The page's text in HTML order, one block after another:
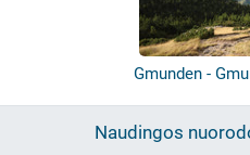
Gmunden -
Naudingos